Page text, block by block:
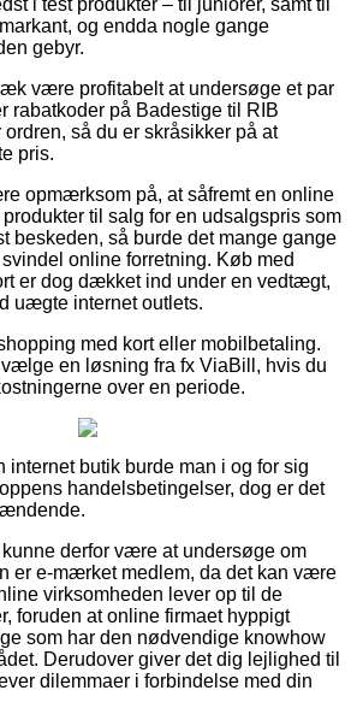
i test produkter – til juniorer, samt til
og endda nogle gange
gebyr.
være profitabelt at undersøge et par
rabatkoder på Badestige til RIB
så du er skråsikker på at
pris.
opmærksom på, at såfremt en online
til salg for en udsalgspris som
beskeden, så burde det mange gange
online forretning. Køb med
er dog dækket ind under en vedtægt,
uægte internet outlets.
med kort eller mobilbetaling.
en løsning fra fx ViaBill, hvis du
over en periode.
internet butik burde man i og for sig
handelsbetingelser, dog er det
derfor være at undersøge om
er e-mærket medlem, da det kan være
virksomheden lever op til de
foruden at online firmaet hyppigt
som har den nødvendige knowhow
Derudover giver det dig lejlighed til
dilemmaer i forbindelse med din